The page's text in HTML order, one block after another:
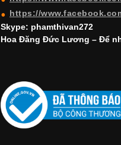
https://
Skype: phamthivan272
Hoa Đăng Đức Lương – Để